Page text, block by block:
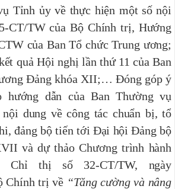
Tỉnh ủy về thực hiện một số nội
CT/TW của Bộ Chính trị, Hướng
của Ban Tổ chức Trung ương;
quả Hội nghị lần thứ 11 của Ban
Đảng khóa XII;… Đóng góp ý
hướng dẫn của Ban Thường vụ
dung về công tác chuẩn bị, tổ
đảng bộ tiến tới Đại hội Đảng bộ
và dự thảo Chương trình hành
Chỉ thị số 32-CT/TW, ngày
Chính trị về “Tăng cường và nâng